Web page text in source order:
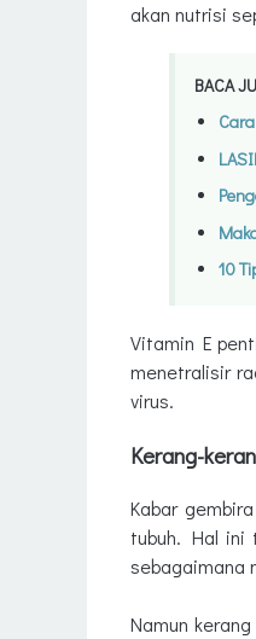
akan nutrisi
BACA
10
Vitamin E
menetralisir
virus.
Kerang-
Kabar
tubuh. Hal ini
sebagaimana
Namun